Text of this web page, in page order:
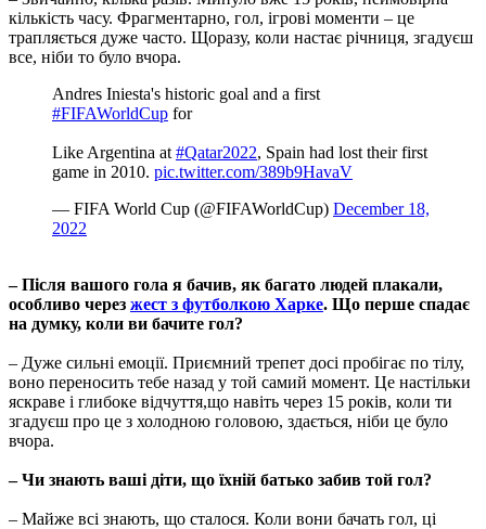
кількість часу. Фрагментарно, гол, ігрові моменти – це
трапляється дуже часто. Щоразу, коли настає річниця, згадуєш
все, ніби то було вчора.
Andres Iniesta's historic goal and a first
#FIFAWorldCup for
Like Argentina at #Qatar2022, Spain had lost their first
game in 2010. pic.twitter.com/389b9HavaV
— FIFA World Cup (@FIFAWorldCup) December 18,
2022
– Після вашого гола я бачив, як багато людей плакали,
особливо через жест з футболкою Харке. Що перше спадає
на думку, коли ви бачите гол?
– Дуже сильні емоції. Приємний трепет досі пробігає по тілу,
воно переносить тебе назад у той самий момент. Це настільки
яскраве і глибоке відчуття,що навіть через 15 років, коли ти
згадуєш про це з холодною головою, здається, ніби це було
вчора.
– Чи знають ваші діти, що їхній батько забив той гол?
– Майже всі знають, що сталося. Коли вони бачать гол, ці